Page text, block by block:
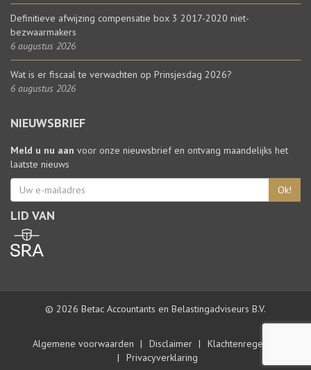
Definitieve afwijzing compensatie box 3 2017-2020 niet-
bezwaarmakers
6 augustus 2026
Wat is er fiscaal te verwachten op Prinsjesdag 2026?
6 augustus 2026
NIEUWSBRIEF
Meld u nu aan voor onze nieuwsbrief en ontvang maandelijks het
laatste nieuws
Ok!
LID VAN
© 2026 Betac Accountants en Belastingadviseurs B.V.
Algemene voorwaarden Disclaimer
Klachtenregeling
Privacyverklaring